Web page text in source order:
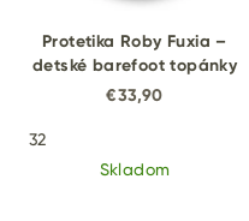
Protetika Roby Fuxia –
detské barefoot topánky
€33,90
32
Skladom